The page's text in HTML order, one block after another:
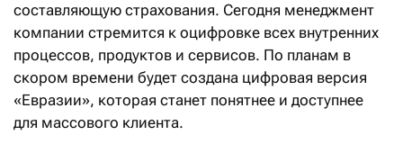
составляющую страхования. Сегодня менеджмент
компании стремится к оцифровке всех внутренних
процессов, продуктов и сервисов. По планам в
скором времени будет создана цифровая версия
«Евразии», которая станет понятнее и доступнее
для массового клиента.